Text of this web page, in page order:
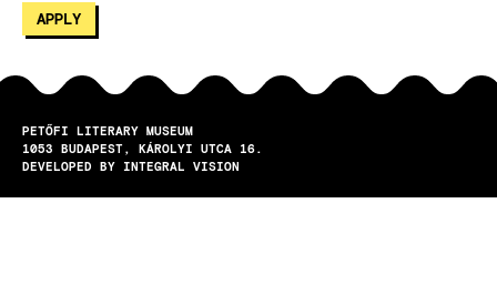
PETŐFI LITERARY MUSEUM
1053
BUDAPEST
KÁROLYI UTCA 16.
DEVELOPED BY INTEGRAL VISION